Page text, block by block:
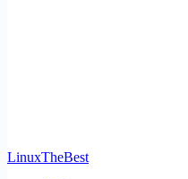
LinuxTheBest